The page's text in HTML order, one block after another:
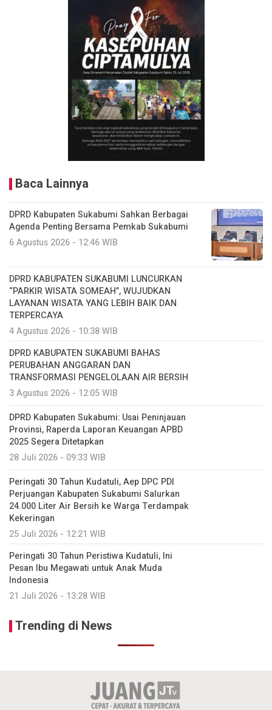
Baca Lainnya
DPRD Kabupaten Sukabumi Sahkan Berbagai
Agenda Penting Bersama Pemkab Sukabumi
6 Agustus 2026 - 12:46 WIB
DPRD KABUPATEN SUKABUMI LUNCURKAN
“PARKIR WISATA SOMEAH”, WUJUDKAN
LAYANAN WISATA YANG LEBIH BAIK DAN
TERPERCAYA
4 Agustus 2026 - 10:38 WIB
DPRD KABUPATEN SUKABUMI BAHAS
PERUBAHAN ANGGARAN DAN
TRANSFORMASI PENGELOLAAN AIR BERSIH
3 Agustus 2026 - 12:05 WIB
DPRD Kabupaten Sukabumi: Usai Peninjauan
Provinsi, Raperda Laporan Keuangan APBD
2025 Segera Ditetapkan
28 Juli 2026 - 09:33 WIB
Peringati 30 Tahun Kudatuli, Aep DPC PDI
Perjuangan Kabupaten Sukabumi Salurkan
24.000 Liter Air Bersih ke Warga Terdampak
Kekeringan
25 Juli 2026 - 12:21 WIB
Peringati 30 Tahun Peristiwa Kudatuli, Ini
Pesan Ibu Megawati untuk Anak Muda
Indonesia
21 Juli 2026 - 13:28 WIB
Trending di News